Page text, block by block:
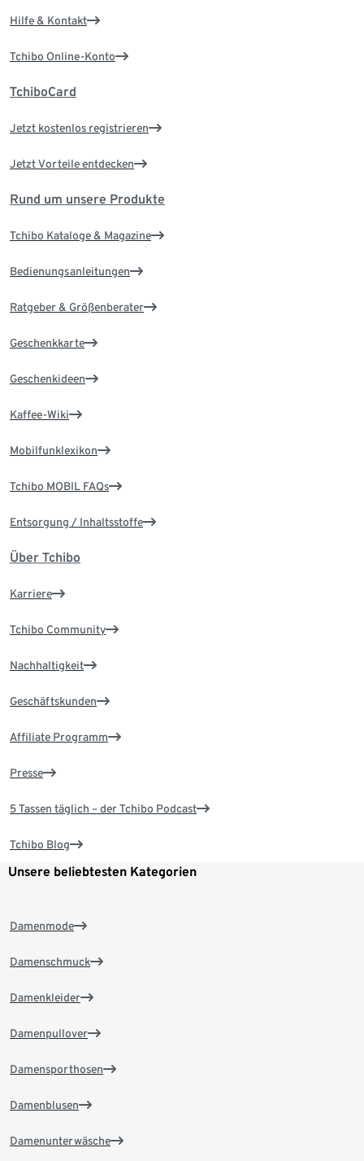
Hilfe & Kontakt
Tchibo Online-Konto
TchiboCard
Jetzt kostenlos registrieren
Jetzt Vorteile entdecken
Rund um unsere Produkte
Tchibo Kataloge & Magazine
Bedienungsanleitungen
Ratgeber & Größenberater
Geschenkkarte
Geschenkideen
Kaffee-Wiki
Mobilfunklexikon
Tchibo MOBIL FAQs
Entsorgung / Inhaltsstoffe
Über Tchibo
Karriere
Tchibo Community
Nachhaltigkeit
Geschäftskunden
Affiliate Programm
Presse
5 Tassen täglich – der Tchibo Podcast
Tchibo Blog
Unsere beliebtesten Kategorien
Damenmode
Damenschmuck
Damenkleider
Damenpullover
Damensporthosen
Damenblusen
Damenunterwäsche